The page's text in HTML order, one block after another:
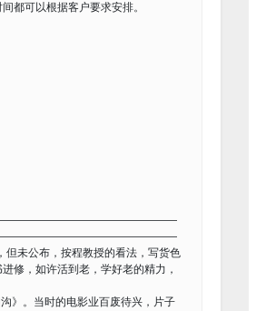
都可以根据客户要求安排。
公布，按程教授的看法，写货色
修，如许活到老，学好老的精力，
》。当时的电影业百废待兴，片子